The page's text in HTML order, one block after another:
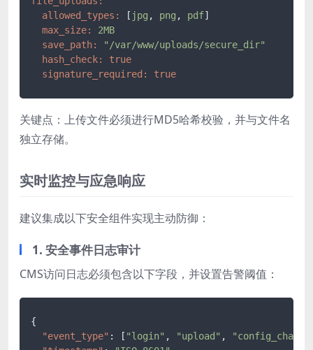
allowed_types:
[ jpg , png , pdf]
max_size:
2MB
save_path:
"/var/www/uploads/secure_dir"
hash_check:
true
signature_required:
true
关键点：上传文件必须进行MD5哈希校验，并与文件名
独立存储。
实时监控与应急响应
建议集成以下安全组件实现主动防御：
1. 安全事件日志审计
CMS访问日志必须包含以下字段，并设置告警阈值：
{
"event_type" : [ "login" , "upload" ,